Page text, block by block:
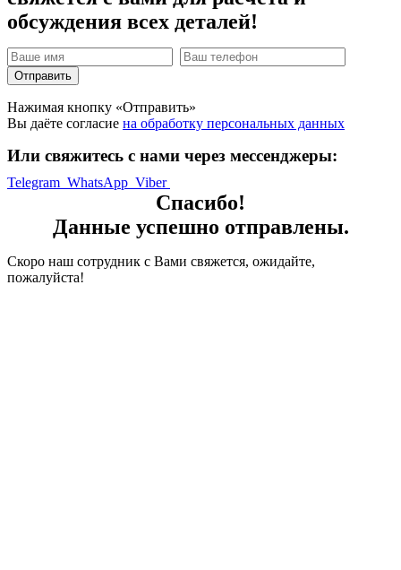
обсуждения всех деталей!
Отправить
Нажимая кнопку «Отправить»
Вы даёте согласие на обработку персональных данных
Или свяжитесь с нами через мессенджеры:
Telegram WhatsApp Viber
Спасибо!
Данные успешно отправлены.
Скоро наш сотрудник с Вами свяжется, ожидайте,
пожалуйста!